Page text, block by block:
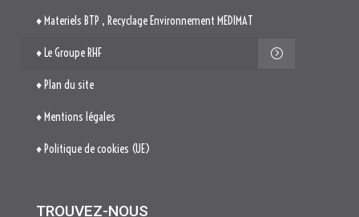
♦ Materiels BTP , Recyclage Environnement MEDIMAT
♦ Le Groupe RHF
♦ Plan du site
♦ Mentions légales
♦ Politique de cookies (UE)
TROUVEZ-NOUS